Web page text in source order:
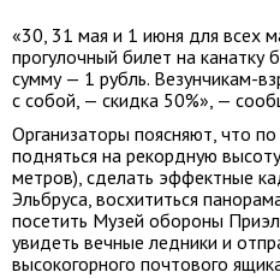
«30, 31 мая и 1 июня для всех
прогулочный билет на канатку
сумму — 1 рубль. Везунчикам-
с собой, — скидка 50%», —
Организаторы поясняют, что
подняться на рекордную
метров), сделать эффектные
Эльбруса, восхититься
посетить Музей обороны
увидеть вечные ледники и
высокогорного почтового